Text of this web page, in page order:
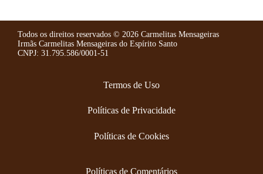
Todos os direitos reservados ©️ 2026 Carmelitas Mensageiras
Irmãs Carmelitas Mensageiras do Espírito Santo
CNPJ: 31.795.586/0001-51
Termos de Uso
Políticas de Privacidade
Políticas de Cookies
Políticas de Comentários